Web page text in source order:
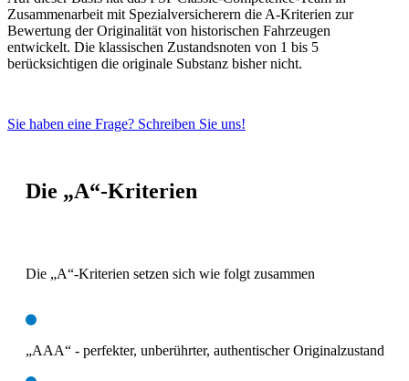
Zusammenarbeit mit Spezialversicherern die A-Kriterien zur
Bewertung der Originalität von historischen Fahrzeugen
entwickelt. Die klassischen Zustandsnoten von 1 bis 5
berücksichtigen die originale Substanz bisher nicht.
Sie haben eine Frage? Schreiben Sie uns!
Die „A“-Kriterien
Die „A“-Kriterien setzen sich wie folgt zusammen
„AAA“ - perfekter, unberührter, authentischer Originalzustand